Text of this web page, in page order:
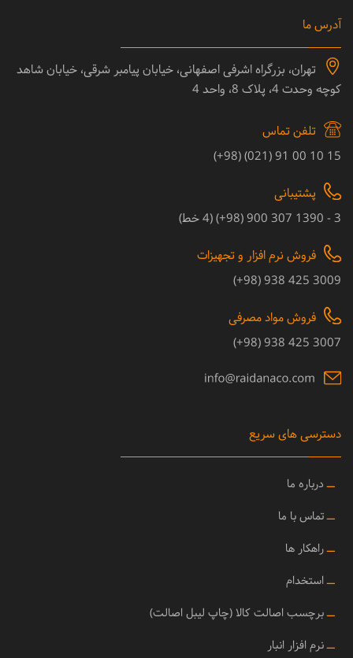
آدرس ما
تهران، بزرگراه اشرفی اصفهانی، خیابان پیامبر شرقی، خیابان شاهد
کوچه وحدت 4، پلاک 8، واحد 4
تلفن تماس
15 10 00 91 (021) (98+)
پشتیبانی
3 - 1390 307 900 (98+) (4 خط)
فروش نرم افزار و تجهیزات
3009 425 938 (98+)
فروش مواد مصرفی
3007 425 938 (98+)
دسترسی های سریع
ــ درباره ما
ــتماس با ما
ــراهکار ها
ــ استخدام
ــبرچسب اصالت کالا (چاپ لیبل اصالت)
ــنرم افزار انبار